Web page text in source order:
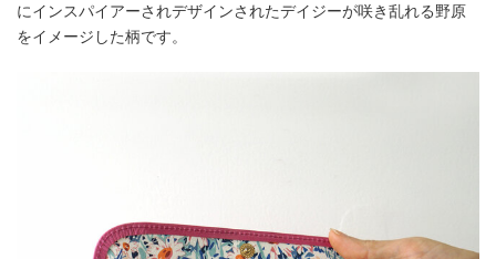
にインスパイアーされデザインされたデイジーが咲き乱れる野原
をイメージした柄です。